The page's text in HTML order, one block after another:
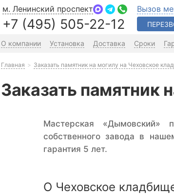
м. Ленинский проспект
+7 (495) 505-22-12
Вызов
О компании Установка Доставка Сроки
Главная Заказать памятник на могилу на Чеховское
Заказать памятник
Мастерская «Дымовский»
собственного завода в
гарантия 5 лет.
О Чеховское